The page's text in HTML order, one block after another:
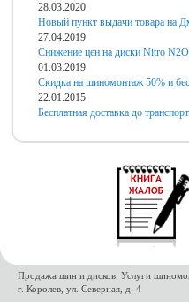
28.03.2020
Новый пункт выдачи товара на
27.04.2019
Снижение цен на диски Nitro
01.03.2019
Скидка на шиномонтаж 50% и
22.01.2015
Бесплатная доставка до
Продажа шин и дисков. Услуги
г. Королев, ул. Северная, д. 4